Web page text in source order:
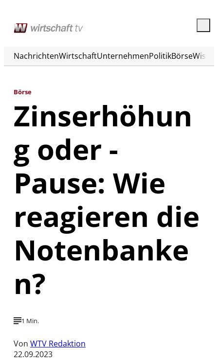
NachrichtenWirtschaftUnternehmenPolitikBörse
Börse
Zinserhöhun
g oder -
Pause: Wie
reagieren die
Notenbanke
n?
1 Min.
Von WTV Redaktion
22.09.2023